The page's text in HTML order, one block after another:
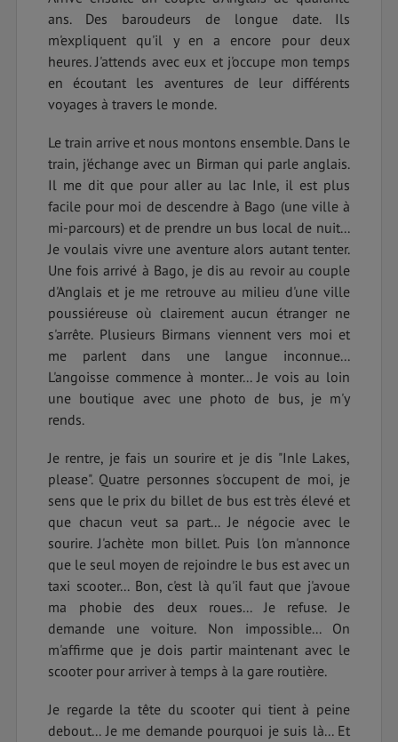
ans. Des baroudeurs de longue date. Ils
m'expliquent qu'il y en a encore pour deux
heures. J'attends avec eux et j'occupe mon temps
en écoutant les aventures de leur différents
voyages à travers le monde.
Le train arrive et nous montons ensemble. Dans le
train, j'échange avec un Birman qui parle anglais.
Il me dit que pour aller au lac Inle, il est plus
facile pour moi de descendre à Bago (une ville à
mi-parcours) et de prendre un bus local de nuit...
Je voulais vivre une aventure alors autant tenter.
Une fois arrivé à Bago, je dis au revoir au couple
d'Anglais et je me retrouve au milieu d'une ville
poussiéreuse où clairement aucun étranger ne
s'arrête. Plusieurs Birmans viennent vers moi et
me parlent dans une langue inconnue...
L'angoisse commence à monter... Je vois au loin
une boutique avec une photo de bus, je m'y
rends.
Je rentre, je fais un sourire et je dis "Inle Lakes,
please". Quatre personnes s'occupent de moi, je
sens que le prix du billet de bus est très élevé et
que chacun veut sa part... Je négocie avec le
sourire. J'achète mon billet. Puis l'on m'annonce
que le seul moyen de rejoindre le bus est avec un
taxi scooter... Bon, c'est là qu'il faut que j'avoue
ma phobie des deux roues... Je refuse. Je
demande une voiture. Non impossible... On
m'affirme que je dois partir maintenant avec le
scooter pour arriver à temps à la gare routière.
Je regarde la tête du scooter qui tient à peine
debout... Je me demande pourquoi je suis là... Et